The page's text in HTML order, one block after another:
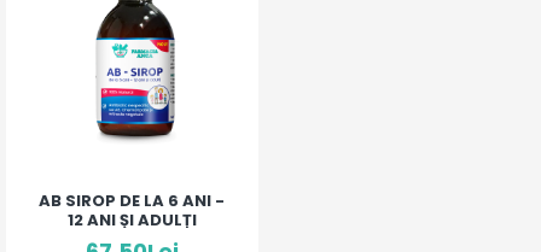
AB SIROP DE LA 6 ANI -
12 ANI ȘI ADULȚI